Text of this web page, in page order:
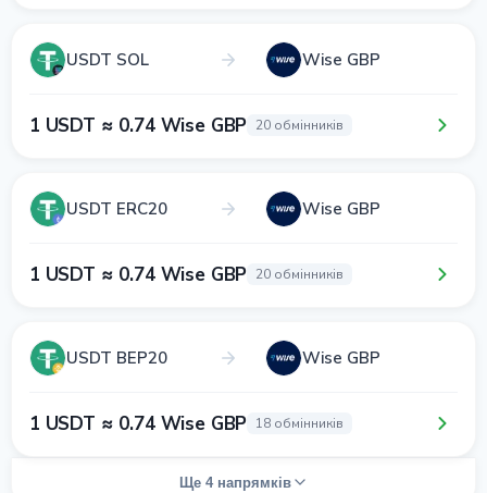
USDT SOL Wise GBP
1 USDT ≈ 0.74 Wise GBP 20 обмінників
USDT ERC20 Wise GBP
1 USDT ≈ 0.74 Wise GBP 20 обмінників
USDT BEP20 Wise GBP
1 USDT ≈ 0.74 Wise GBP 18 обмінників
Ще 4 напрямків